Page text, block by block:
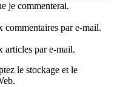
je commenterai.
commentaires par e-mail.
articles par e-mail.
le stockage et le